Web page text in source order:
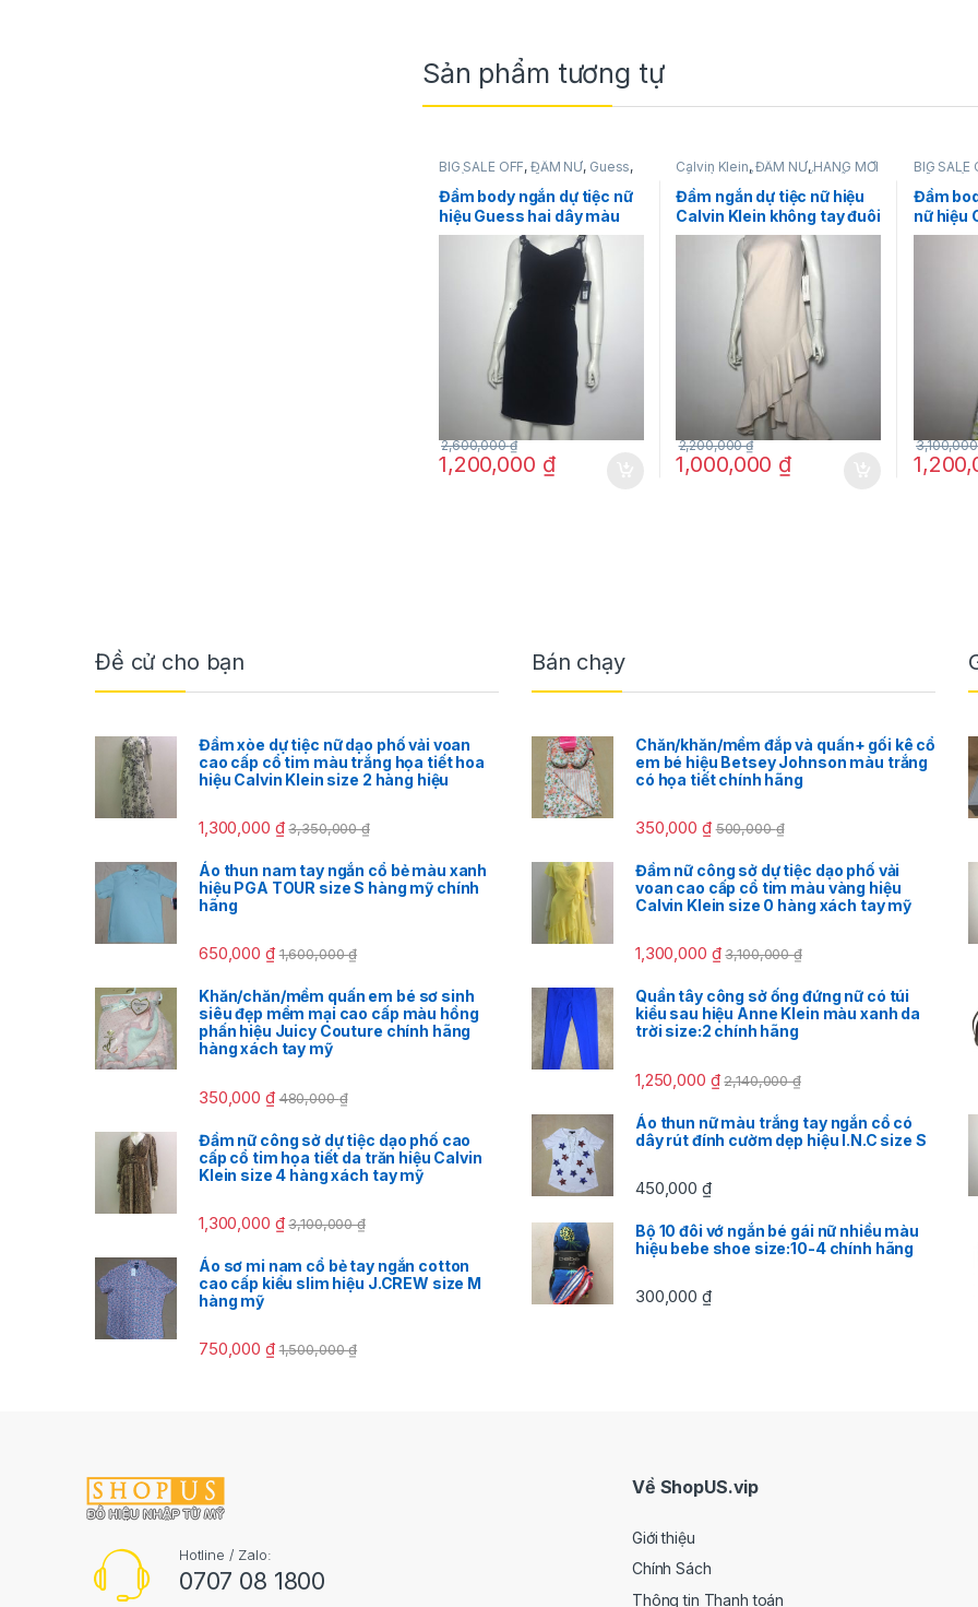
Sản phẩm tương tự
BIG SALE OFF,ĐẦM NỮ, Guess,
Đầm body ngắn dự tiệc nữ
hiệu Guess hai dây màu
đen size 4 chính hãng
1,200,000 ₫
2,600,000₫
Calvin Klein, ĐẦM NỮ,HÀNG MỚI
THỜI TRANG NỮ
Đầm ngắn dự tiệc nữ hiệu
Calvin Klein không tay đuôi
cá màu hồng phấn size 4
chính hãng
1,000,000 ₫
2,200,000₫
BIG SALE
Đầm
nữ hiệu
chân
Đề cử cho bạn
Đầm xòe dự tiệc nữ dạo phố vải voan
cao cấp cổ tim màu trắng họa tiết hoa
hiệu Calvin Klein size 2 hàng hiệu
1,300,000 ₫ 3,350,000₫
Áo thun nam tay ngắn cổ bẻ màu xanh
hiệu PGA TOUR size S hàng mỹ chính
hãng
650,000 ₫ 1,600,000₫
Khăn/chăn/mềm quấn em bé sơ sinh
siêu đẹp mềm mại cao cấp màu hồng
phấn hiệu Juicy Couture chính hãng
hàng xách tay mỹ
350,000 ₫ 480,000₫
Đầm nữ công sở dự tiệc dạo phố cao
cấp cổ tim họa tiết da trăn hiệu Calvin
Klein size 4 hàng xách tay mỹ
1,300,000 ₫ 3,100,000₫
Áo sơ mi nam cổ bẻ tay ngắn cotton
cao cấp kiểu slim hiệu J.CREW size M
hàng mỹ
750,000 ₫ 1,500,000₫
Bán chạy
Chăn/khăn/mềm đắp và quấn+ gối kê cổ
em bé hiệu Betsey Johnson màu trắng
có họa tiết chính hãng
350,000 ₫ 500,000₫
Đầm nữ công sở dự tiệc dạo phố vải
voan cao cấp cổ tim màu vàng hiệu
Calvin Klein size 0 hàng xách tay mỹ
1,300,000 ₫ 3,100,000₫
Quần tây công sở ống đứng nữ có túi
kiểu sau hiệu Anne Klein màu xanh da
trời size:2 chính hãng
1,250,000 ₫ 2,140,000₫
Áo thun nữ màu trắng tay ngắn cổ có
dây rút đính cườm dẹp hiệu I.N.C size S
450,000 ₫
Bộ 10 đôi vớ ngắn bé gái nữ nhiều màu
hiệu bebe shoe size:10-4 chính hãng
300,000 ₫
Hotline / Zalo:
0707 08 1800
Về ShopUS.vip
Giới thiệu
Chính Sách
Thông tin Thanh toán